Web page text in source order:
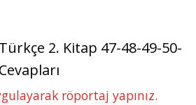
Türkçe 2. Kitap 47-48-49-50-
röportaj yapınız.